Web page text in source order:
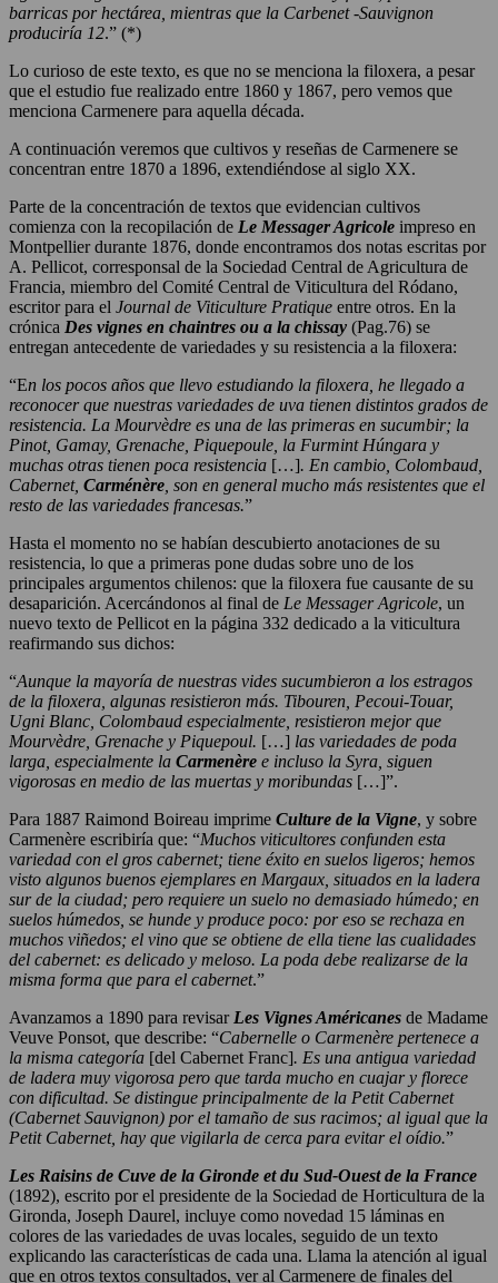
barricas por hectárea, mientras que la Carbenet -Sauvignon
produciría 12.” (*)
Lo curioso de este texto, es que no se menciona la filoxera, a pesar
que el estudio fue realizado entre 1860 y 1867, pero vemos que
menciona Carmenere para aquella década.
A continuación veremos que cultivos y reseñas de Carmenere se
concentran entre 1870 a 1896, extendiéndose al siglo XX.
Parte de la concentración de textos que evidencian cultivos
comienza con la recopilación de Le Messager Agricole impreso en
Montpellier durante 1876, donde encontramos dos notas escritas por
A. Pellicot, corresponsal de la Sociedad Central de Agricultura de
Francia, miembro del Comité Central de Viticultura del Ródano,
escritor para el Journal de Viticulture Pratique entre otros. En la
crónica Des vignes en chaintres ou a la chissay (Pag.76) se
entregan antecedente de variedades y su resistencia a la filoxera:
“En los pocos años que llevo estudiando la filoxera, he llegado a
reconocer que nuestras variedades de uva tienen distintos grados de
resistencia. La Mourvèdre es una de las primeras en sucumbir; la
Pinot, Gamay, Grenache, Piquepoule, la Furmint Húngara y
muchas otras tienen poca resistencia […]. En cambio, Colombaud,
Cabernet, Carménère , son en general mucho más resistentes que el
resto de las variedades francesas.”
Hasta el momento no se habían descubierto anotaciones de su
resistencia, lo que a primeras pone dudas sobre uno de los
principales argumentos chilenos: que la filoxera fue causante de su
desaparición. Acercándonos al final de Le Messager Agricole, un
nuevo texto de Pellicot en la página 332 dedicado a la viticultura
reafirmando sus dichos:
“Aunque la mayoría de nuestras vides sucumbieron a los estragos
de la filoxera, algunas resistieron más. Tibouren, Pecoui-Touar,
Ugni Blanc, Colombaud especialmente, resistieron mejor que
Mourvèdre, Grenache y Piquepoul. […] las variedades de poda
larga, especialmente la Carmenère e incluso la Syra, siguen
vigorosas en medio de las muertas y moribundas […]”.
Para 1887 Raimond Boireau imprime Culture de la Vigne, y sobre
Carmenère escribiría que: “Muchos viticultores confunden esta
variedad con el gros cabernet; tiene éxito en suelos ligeros; hemos
visto algunos buenos ejemplares en Margaux, situados en la ladera
sur de la ciudad; pero requiere un suelo no demasiado húmedo; en
suelos húmedos, se hunde y produce poco: por eso se rechaza en
muchos viñedos; el vino que se obtiene de ella tiene las cualidades
del cabernet: es delicado y meloso. La poda debe realizarse de la
misma forma que para el cabernet.”
Avanzamos a 1890 para revisar Les Vignes Américanes de Madame
Veuve Ponsot, que describe: “Cabernelle o Carmenère pertenece a
la misma categoría [del Cabernet Franc]. Es una antigua variedad
de ladera muy vigorosa pero que tarda mucho en cuajar y florece
con dificultad. Se distingue principalmente de la Petit Cabernet
(Cabernet Sauvignon) por el tamaño de sus racimos; al igual que la
Petit Cabernet, hay que vigilarla de cerca para evitar el oídio.”
Les Raisins de Cuve de la Gironde et du Sud-Ouest de la France
(1892), escrito por el presidente de la Sociedad de Horticultura de la
Gironda, Joseph Daurel, incluye como novedad 15 láminas en
colores de las variedades de uvas locales, seguido de un texto
explicando las características de cada una. Llama la atención al igual
que en otros textos consultados, ver al Carmenere de finales del